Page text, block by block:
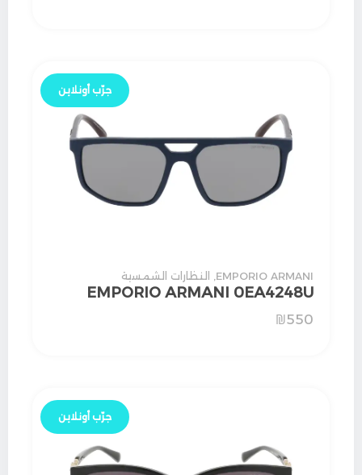
EMPORIO ARMANI النظارات الشمسية
EMPORIO ARMANI 0EA4248U
₪550
جرّب أونلاين
جرّب أونلاين